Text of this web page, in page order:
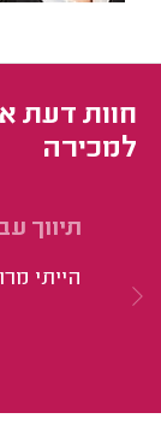
חוות דעת
למכירה
תיווך
הייתי